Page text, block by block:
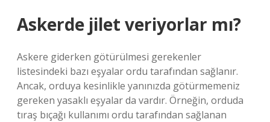
Askerde jilet veriyorlar mı?
Askere giderken götürülmesi gerekenler
listesindeki bazı eşyalar ordu tarafından sağlanır.
Ancak, orduya kesinlikle yanınızda götürmemeniz
gereken yasaklı eşyalar da vardır. Örneğin, orduda
tıraş bıçağı kullanımı ordu tarafından sağlanan